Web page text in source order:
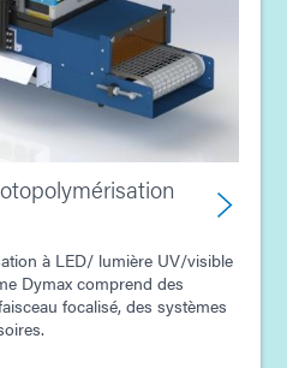
à LED/ lumière UV/visible
Dymax comprend des
focalisé, des systèmes